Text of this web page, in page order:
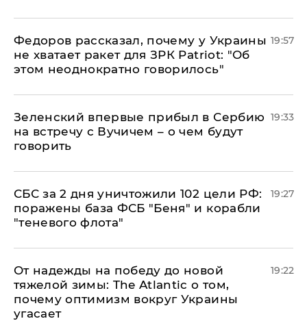
Федоров рассказал, почему у Украины
не хватает ракет для ЗРК Patriot: "Об
этом неоднократно говорилось"
19:57
Зеленский впервые прибыл в Сербию
на встречу с Вучичем – о чем будут
говорить
19:33
СБС за 2 дня уничтожили 102 цели РФ:
поражены база ФСБ "Беня" и корабли
"теневого флота"
19:27
От надежды на победу до новой
тяжелой зимы: The Atlantic о том,
почему оптимизм вокруг Украины
угасает
19:22